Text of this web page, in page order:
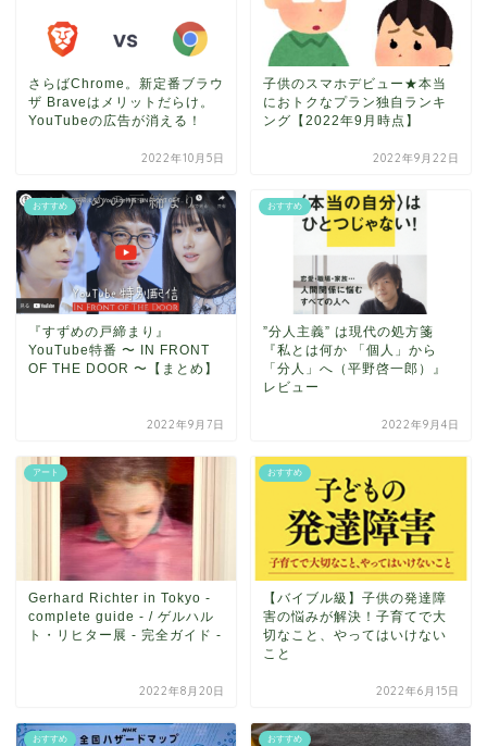
さらばChrome。新定番ブラウ
ザ Braveはメリットだらけ。
YouTubeの広告が消える！
2022年10月5日
子供のスマホデビュー★本当
におトクなプラン独自ランキ
ング【2022年9月時点】
2022年9月22日
おすすめ
『すずめの戸締まり』
YouTube特番 〜 IN FRONT
OF THE DOOR 〜【まとめ】
2022年9月7日
おすすめ
”分人主義” は現代の処方箋
『私とは何か 「個人」から
「分人」へ（平野啓一郎）』
レビュー
2022年9月4日
アート
Gerhard Richter in Tokyo -
complete guide - / ゲルハル
ト・リヒター展 - 完全ガイド -
2022年8月20日
おすすめ
【バイブル級】子供の発達障
害の悩みが解決！子育てで大
切なこと、やってはいけない
こと
2022年6月15日
おすすめ おすすめ